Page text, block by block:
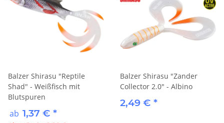
Balzer Shirasu "Reptile
Shad" - Weißfisch mit
Blutspuren
ab 1,37 € *
Balzer Shirasu "Zander
Collector 2.0" - Albino
2,49 € *